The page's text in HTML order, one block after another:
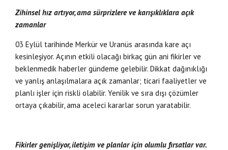
Zihinsel hız artıyor, ama sürprizlere ve karışıklıklara açık
zamanlar
03 Eylül tarihinde Merkür ve Uranüs arasında kare açı
kesinleşiyor. Açının etkili olacağı birkaç gün ani fikirler ve
beklenmedik haberler gündeme gelebilir. Dikkat dağınıklığı
ve yanlış anlaşılmalara açık zamanlar; ticari faaliyetler ve
planlı işler için riskli olabilir. Yenilik ve sıra dışı çözümler
ortaya çıkabilir, ama aceleci kararlar sorun yaratabilir.
Fikirler genişliyor, iletişim ve planlar için olumlu fırsatlar var.